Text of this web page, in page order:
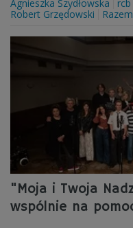
Agnieszka Szydłowska rcb
Robert Grzędowski
"Moja i Twoja
wspólnie na